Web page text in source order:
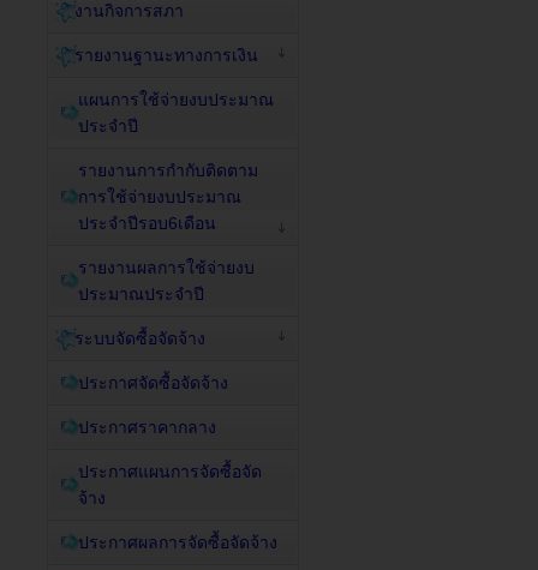
งานกิจการสภา
รายงานฐานะทางการเงิน
แผนการใช้จ่ายงบประมาณ
ประจำปี
รายงานการกำกับติดตาม
การใช้จ่ายงบประมาณ
ประจำปีรอบ6เดือน
รายงานผลการใช้จ่ายงบ
ประมาณประจำปี
ระบบจัดซื้อจัดจ้าง
ประกาศจัดซื้อจัดจ้าง
ประกาศราคากลาง
ประกาศแผนการจัดซื้อจัด
จ้าง
ประกาศผลการจัดซื้อจัดจ้าง